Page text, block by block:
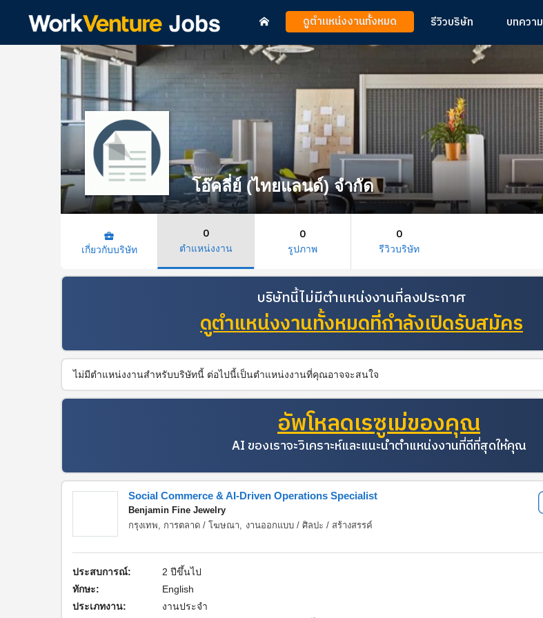
ดูตำแหน่งงานทั้งหมด รีวิวบริษัท บทความ
โอ๊คลี่ย์ (ไทยแลนด์) จำกัด
business_center
เกี่ยวกับบริษัท
0
ตำแหน่งงาน
0
รูปภาพ
0
รีวิวบริษัท
บริษัทนี้ไม่มีตำแหน่งงานที่ลงประกาศ
ดูตำแหน่งงานทั้งหมดที่กำลังเปิดรับสมัคร
ไม่มีตำแหน่งงานสำหรับบริษัทนี้ ต่อไปนี้เป็นตำแหน่งงานที่คุณอาจจะสนใจ
อัพโหลดเรซูเม่ของคุณ
AI ของเราจะวิเคราะห์และแนะนำตำแหน่งงานที่ดีที่สุดให้คุณ
Social Commerce & AI-Driven Operations Specialist
Benjamin Fine Jewelry
กรุงเทพ, การตลาด / โฆษณา, งานออกแบบ / ศิลปะ / สร้างสรรค์
ประสบการณ์:
2 ปีขึ้นไป
ทักษะ:
English
ประเภทงาน:
งานประจำ